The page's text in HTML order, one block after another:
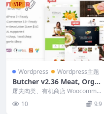
VIP
Wordpress Wordpress主题
Butcher v2.36 Meat, Orga
nic Shop Woocommerce
WordPress Theme
屠夫肉类、有机商店 Woocomme
rce WordPress 主题无效是一个
整... 10 9.9